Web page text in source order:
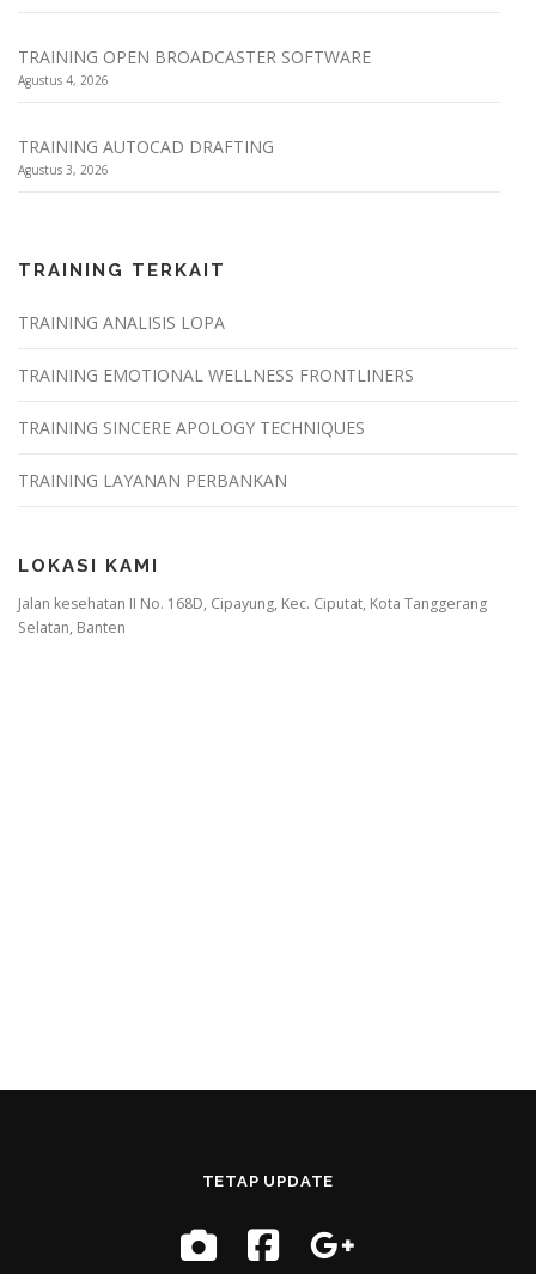
TRAINING OPEN BROADCASTER SOFTWARE
Agustus 4, 2026
TRAINING AUTOCAD DRAFTING
Agustus 3, 2026
TRAINING TERKAIT
TRAINING ANALISIS LOPA
TRAINING EMOTIONAL WELLNESS FRONTLINERS
TRAINING SINCERE APOLOGY TECHNIQUES
TRAINING LAYANAN PERBANKAN
LOKASI KAMI
Jalan kesehatan II No. 168D, Cipayung, Kec. Ciputat, Kota Tanggerang
Selatan, Banten
TETAP UPDATE